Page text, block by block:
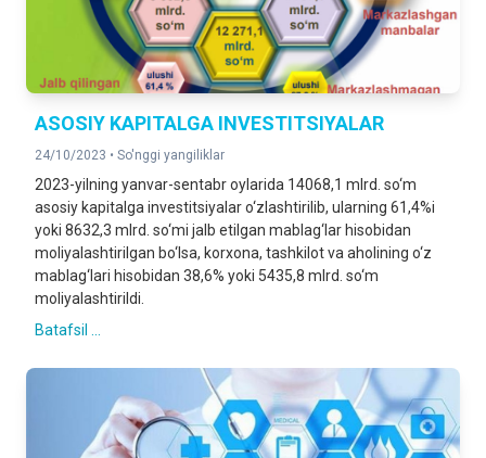
ASOSIY KAPITALGA INVESTITSIYALAR
24/10/2023 • So'nggi yangiliklar
2023-yilning yanvar-sentabr oylarida 14068,1 mlrd. so‘m
asosiy kapitalga investitsiyalar o‘zlashtirilib, ularning 61,4%i
yoki 8632,3 mlrd. so‘mi jalb etilgan mablag‘lar hisobidan
moliyalashtirilgan bo‘lsa, korxona, tashkilot va aholining o‘z
mablag‘lari hisobidan 38,6% yoki 5435,8 mlrd. so‘m
moliyalashtirildi.
Batafsil ...